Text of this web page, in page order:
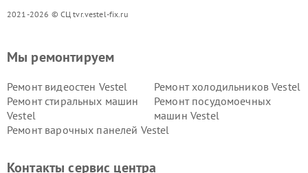
2021-2026 © СЦ tvr.vestel-fix.ru
Мы ремонтируем
Ремонт видеостен Vestel
Ремонт холодильников Vestel
Ремонт стиральных машин
Vestel
Ремонт посудомоечных
машин Vestel
Ремонт варочных панелей Vestel
Контакты сервис центра